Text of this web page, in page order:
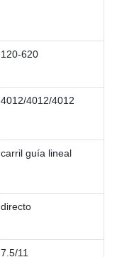
120-620
4012/4012/4012
carril guía lineal
directo
7.5/11